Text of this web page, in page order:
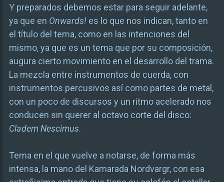
Y preparados debemos estar para seguir adelante,
ya que en Onwards!es lo que nos indican, tanto en
el título del tema, como en las intenciones del
mismo, ya que es un tema que por su composición,
augura cierto movimiento en el desarrollo del trama.
La mezcla entre instrumentos de cuerda, con
instrumentos percusivos así como partes de metal,
con un poco de discursos y un ritmo acelerado nos
conducen sin querer al octavo corte del disco:
Cladem Nescimus.
Tema en el que vuelve a notarse, de forma más
intensa, la mano del Kamarada Nordvargr, con esa